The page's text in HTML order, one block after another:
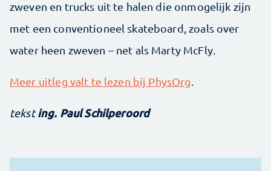
zweven en trucks uit te halen die onmogelijk zijn
met een conventioneel skateboard, zoals over
water heen zweven – net als Marty McFly.
Meer uitleg valt te lezen bij PhysOrg
teksting. Paul Schilperoord